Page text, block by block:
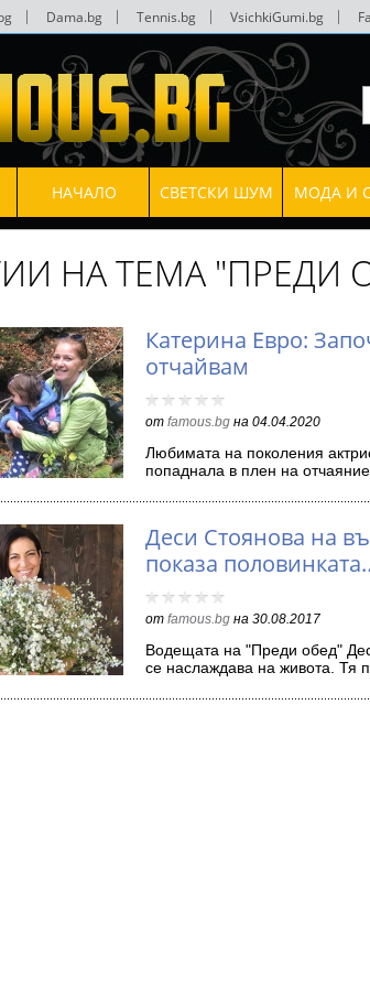
Dama.bg Tennis.bg VsichkiGumi.bg
НАЧАЛО СВЕТСКИ ШУМ МОДА И
НА ТЕМА "ПРЕДИ
Катерина Евро:
отчайвам
от famous.bg на 04.04.2020
Любимата на поколения
попаднала в плен на
Деси Стоянова на
показа
от famous.bg на 30.08.2017
Водещата на "Преди обед"
се наслаждава на живота. Тя